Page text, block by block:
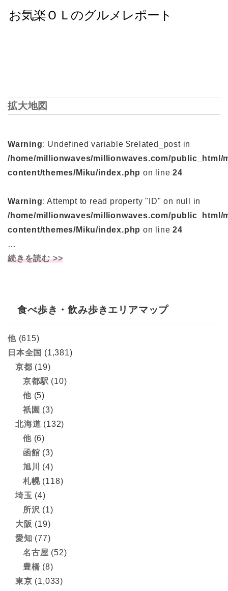
拡大地図
Warning: Undefined variable $related_post in
/home/millionwaves/millionwaves.com/public_html/
content/themes/Miku/index.php on line24
Warning: Attempt to read property "ID" on null in
/home/millionwaves/millionwaves.com/public_html/
content/themes/Miku/index.php on line24
…
続きを読む >>
食べ歩き・飲み歩きエリアマップ
他(615)
日本全国 (1,381)
京都 (19)
京都駅 (10)
他(5)
祇園 (3)
北海道 (132)
他(6)
函館 (3)
旭川
(4)
札幌(118)
埼玉 (4)
所沢 (1)
大阪 (19)
愛知 (77)
名古屋 (52)
豊橋 (8)
東京 (1,033)